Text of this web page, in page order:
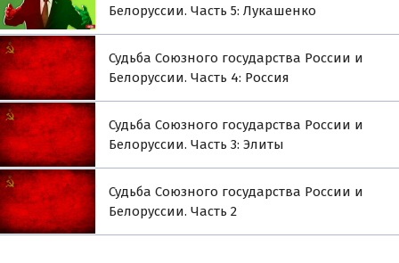
Белоруссии. Часть 5: Лукашенко
Судьба Союзного государства России и
Белоруссии. Часть 4: Россия
Судьба Союзного государства России и
Белоруссии. Часть 3: Элиты
Судьба Союзного государства России и
Белоруссии. Часть 2